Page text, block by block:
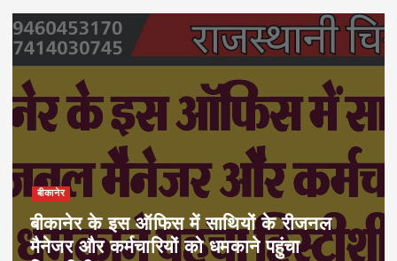
बीकानेर
बीकानेर के इस ऑफिस में साथियों के रीजनल
मैनेजर और कर्मचारियों को धमकाने पहुंचा